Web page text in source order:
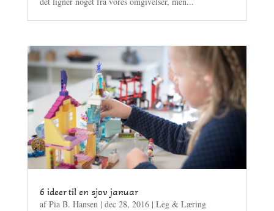
6 ideer til en sjov januar
afPia B. Hansen| dec 28, 2016| Leg & Læring